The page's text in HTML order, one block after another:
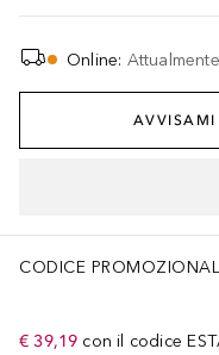
Online:
AVVISAMI
CODICE
€ 39,19 con il codice